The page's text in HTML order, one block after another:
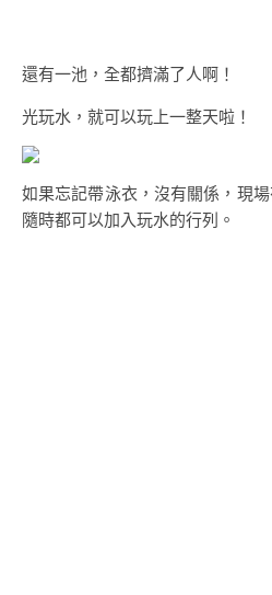
還有一池，全都擠滿了人啊！
光玩水，就可以玩上一整天啦！
如果忘記帶泳衣，沒有關係，現
隨時都可以加入玩水的行列。